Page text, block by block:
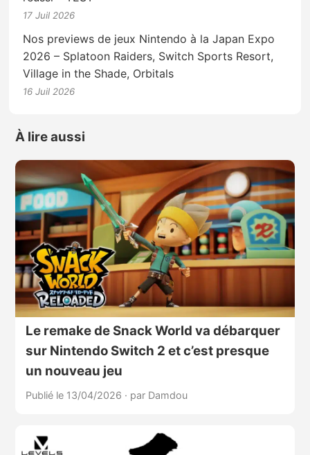
17 Juil 2026
Nos previews de jeux Nintendo à la Japan Expo
2026 – Splatoon Raiders, Switch Sports Resort,
Village in the Shade, Orbitals
16 Juil 2026
À lire aussi
Le remake de Snack World va débarquer
sur Nintendo Switch 2 et c’est presque
un nouveau jeu
Publié le 13/04/2026 · par Damdou